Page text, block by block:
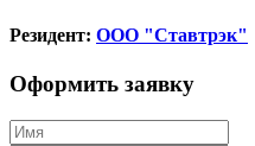
Резидент: ООО "Ставтрэк"
Оформить заявку